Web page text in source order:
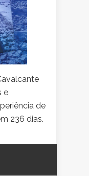
e
de
236 dias.